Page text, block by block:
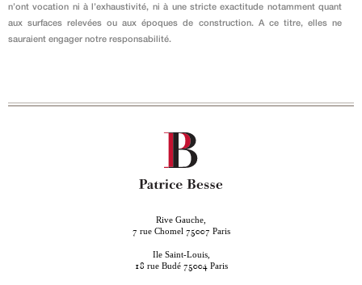
n’ont vocation ni à l’exhaustivité, ni à une stricte exactitude notamment quant
aux surfaces relevées ou aux époques de construction. A ce titre, elles ne
sauraient engager notre responsabilité.
Rive Gauche,
7 rue Chomel 75007 Paris
Ile Saint-Louis,
18 rue Budé 75004 Paris